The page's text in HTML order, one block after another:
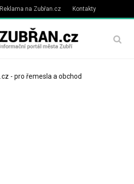
Reklama na Zubřan.cz Kontakty